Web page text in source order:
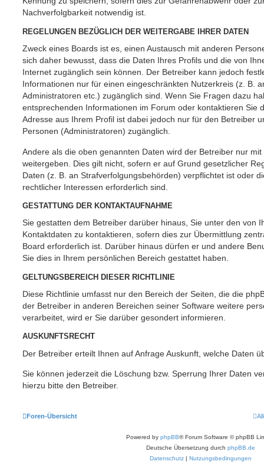
Nachverfolgbarkeit notwendig ist.
REGELUNGEN BEZÜGLICH DER WEITERGABE IHRER DATEN
Zweck eines Boards ist es, einen Austausch mit anderen
sich daher bewusst, dass die Daten Ihres Profils und die von
Internet zugänglich sein können. Der Betreiber kann jedoch
Informationen nur für einen eingeschränkten Nutzerkreis (z. B.
Administratoren etc.) zugänglich sind. Wenn Sie Fragen dazu
entsprechenden Informationen im Forum oder kontaktieren Sie
Adresse aus Ihrem Profil ist dabei jedoch nur für den Betreiber
Personen (Administratoren) zugänglich.
Andere als die oben genannten Daten wird der Betreiber nur
weitergeben. Dies gilt nicht, sofern er auf Grund gesetzlicher
Daten (z. B. an Strafverfolgungsbehörden) verpflichtet ist oder
rechtlicher Interessen erforderlich sind.
GESTATTUNG DER KONTAKTAUFNAHME
Sie gestatten dem Betreiber darüber hinaus, Sie unter den von
Kontaktdaten zu kontaktieren, sofern dies zur Übermittlung
Board erforderlich ist. Darüber hinaus dürfen er und andere
Sie dies in Ihrem persönlichen Bereich gestattet haben.
GELTUNGSBEREICH DIESER RICHTLINIE
Diese Richtlinie umfasst nur den Bereich der Seiten, die die
der Betreiber in anderen Bereichen seiner Software weitere
verarbeitet, wird er Sie darüber gesondert informieren.
AUSKUNFTSRECHT
Der Betreiber erteilt Ihnen auf Anfrage Auskunft, welche Daten
Sie können jederzeit die Löschung bzw. Sperrung Ihrer Daten
hierzu bitte den Betreiber.
Foren-Übersicht
Powered by phpBB® Forum Software © phpBB
Deutsche Übersetzung durch phpBB.de
Datenschutz
Nutzungsbedingungen